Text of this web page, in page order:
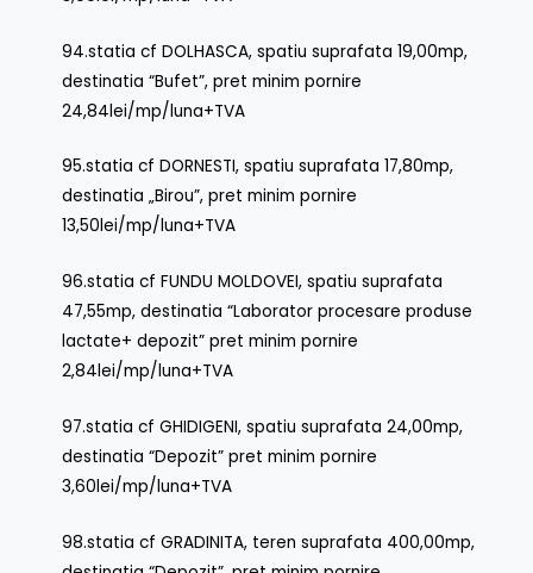
94.statia cf DOLHASCA, spatiu suprafata 19,00mp,
destinatia “Bufet”, pret minim pornire
24,84lei/mp/luna+TVA
95.statia cf DORNESTI, spatiu suprafata 17,80mp,
destinatia „Birou”, pret minim pornire
13,50lei/mp/luna+TVA
96.statia cf FUNDU MOLDOVEI, spatiu suprafata
47,55mp, destinatia “Laborator procesare produse
lactate+ depozit” pret minim pornire
2,84lei/mp/luna+TVA
97.statia cf GHIDIGENI, spatiu suprafata 24,00mp,
destinatia “Depozit” pret minim pornire
3,60lei/mp/luna+TVA
98.statia cf GRADINITA, teren suprafata 400,00mp,